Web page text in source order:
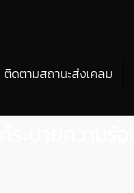
ติดตามสถานะส่งเคลม